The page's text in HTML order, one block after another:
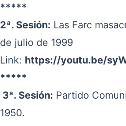
*****
2ª. Sesión: Las Farc
de julio de 1999
Link: https://youtu.be/
*****
3ª. Sesión: Partido
1950.